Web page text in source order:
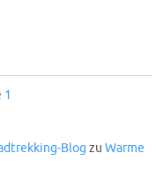
1
Blog zu Warme